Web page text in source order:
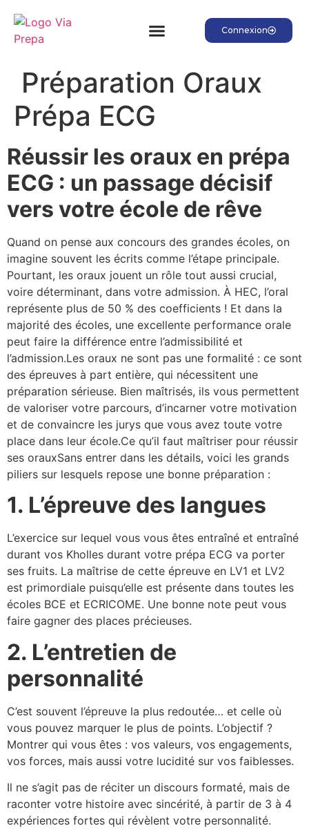
Connexion
Préparation Oraux
Prépa ECG
​Réussir les oraux en prépa
ECG : un passage décisif
vers votre école de rêve
Quand on pense aux concours des grandes écoles, on
imagine souvent les écrits comme l’étape principale.
Pourtant, les oraux jouent un rôle tout aussi crucial,
voire déterminant, dans votre admission. À HEC, l’oral
représente plus de 50 % des coefficients ! Et dans la
majorité des écoles, une excellente performance orale
peut faire la différence entre l’admissibilité et
l’admission.Les oraux ne sont pas une formalité : ce sont
des épreuves à part entière, qui nécessitent une
préparation sérieuse. Bien maîtrisés, ils vous permettent
de valoriser votre parcours, d’incarner votre motivation
et de convaincre les jurys que vous avez toute votre
place dans leur école.Ce qu’il faut maîtriser pour réussir
ses orauxSans entrer dans les détails, voici les grands
piliers sur lesquels repose une bonne préparation :
1. L’épreuve des langues
L’exercice sur lequel vous vous êtes entraîné et entraîné
durant vos Kholles durant votre prépa ECG va porter
ses fruits. La maîtrise de cette épreuve en LV1 et LV2
est primordiale puisqu’elle est présente dans toutes les
écoles BCE et ECRICOME. Une bonne note peut vous
faire gagner des places précieuses.
2. L’entretien de
personnalité
C’est souvent l’épreuve la plus redoutée… et celle où
vous pouvez marquer le plus de points. L’objectif ?
Montrer qui vous êtes : vos valeurs, vos engagements,
vos forces, mais aussi votre lucidité sur vos faiblesses.
Il ne s’agit pas de réciter un discours formaté, mais de
raconter votre histoire avec sincérité, à partir de 3 à 4
expériences fortes qui révèlent votre personnalité.